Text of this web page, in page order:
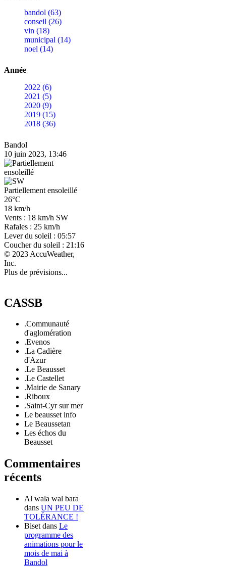
bandol (63)
conseil (26)
vin (18)
municipal (14)
noel (14)
Année
2022 (6)
2021 (5)
2020 (9)
2019 (15)
2018 (36)
Bandol
10 juin 2023, 13:46
Partiellement ensoleillé
26°C
18 km/h
Vents : 18 km/h SW
Rafales : 25 km/h
Lever du soleil : 05:57
Coucher du soleil : 21:16
© 2023 AccuWeather,
Inc.
Plus de prévisions...
CASSB
.Communauté
d'aglomération
.Evenos
.La Cadière
d'Azur
.Le Beausset
.Le Castellet
.Mairie de Sanary
.Riboux
.Saint-Cyr sur mer
Le beausset info
Le Beaussetan
Les échos du
Beausset
Commentaires
récents
Al wala wal bara
dans UN PEU DE
TOLÉRANCE !
Biset dans Le
programme des
animations pour le
mois de mai à
Bandol